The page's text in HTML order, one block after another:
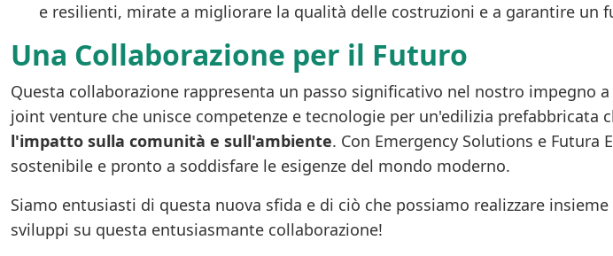
e resilienti, mirate a migliorare la qualità delle costruzioni e a garantire un
Una Collaborazione per il Futuro
Questa collaborazione rappresenta un passo significativo nel nostro impegno
joint venture che unisce competenze e tecnologie per un'edilizia
l'impatto sulla comunità e sull'ambiente. Con Emergency Solutions e
sostenibile e pronto a soddisfare le esigenze del mondo moderno.
Siamo entusiasti di questa nuova sfida e di ciò che possiamo realizzare
sviluppi su questa entusiasmante collaborazione!